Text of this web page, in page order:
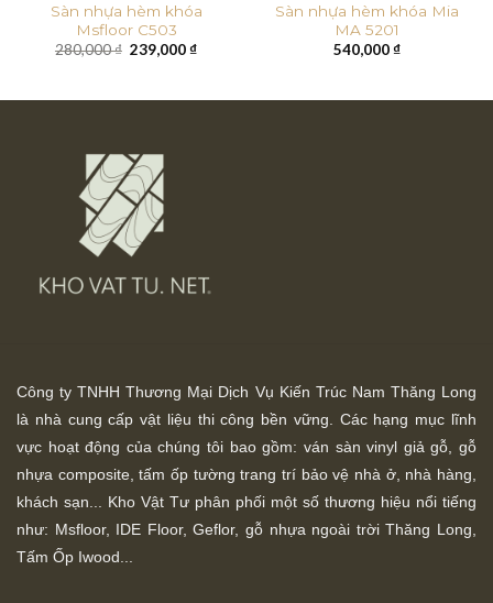
Sàn nhựa hèm khóa
Msfloor C503
280,000₫ Giá
239,000₫Giá
239,000 ₫.
Sàn nhựa hèm khóa Mia
MA 5201
540,000₫
₫.
Công ty TNHH Thương Mại Dịch Vụ Kiến Trúc Nam Thăng Long
là nhà cung cấp vật liệu thi công bền vững. Các hạng mục lĩnh
vực hoạt động của chúng tôi bao gồm: ván sàn vinyl giả gỗ, gỗ
nhựa composite, tấm ốp tường trang trí bảo vệ nhà ở, nhà hàng,
khách sạn... Kho Vật Tư phân phối một số thương hiệu nổi tiếng
như: Msfloor, IDE Floor,Geflor, gỗ nhựa ngoài trời Thăng Long,
Tấm Ốp Iwood...